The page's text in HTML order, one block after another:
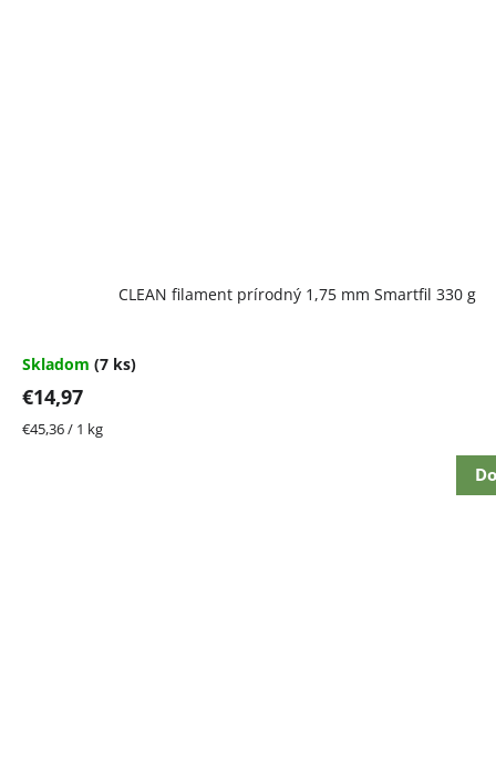
CLEAN filament prírodný 1,75 mm Smartfil 330 g
Skladom (7 ks)
€14,97
Jednotková
€45,36 / 1 kg